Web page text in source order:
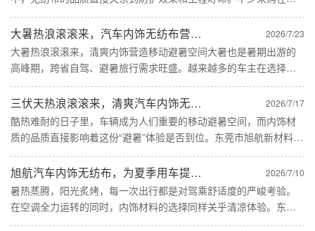
型时会遇到困惑：外观相似的布，实际用起来差别在哪？下面从三
个关键角度，帮您理清辨别思路。一、看强度：用手拉一拉，心里
有杆秤二、......
大暑热浪滚滚来，汽车内饰无纺布营造移动避暑空间 2026/7/23
大暑热浪滚滚来，清爽内饰营造移动避暑空间大暑也是暑期出游的
高峰期，跨省自驾、避暑旅行需求旺盛。越来越多的车主在选择车
辆时开始关注内饰材质的透气性能与环保标准。旭航新材料坚持绿
色制造理念，从原料选材到生产工艺，又符合健康安全标准。这种
对舒适与......
三伏天热浪滚滚来，清爽汽车内饰无纺布营造移动避暑空间！ 2026/7/17
酷热难耐的日子里，车辆成为人们重要的移动避暑空间，而内饰材
质的品质直接影响着这份“避暑”体验是否到位。东莞市旭航新材料科
技有限公司专注研发的汽车内饰无纺布，以良好的透气散热性能，
在炎炎夏日为驾乘者带来实用的清凉保障。车辆即便停在阴凉处，
内饰......
旭航汽车内饰无纺布，为夏季用车提供实用有效的解决方案！ 2026/7/10
暑热蒸腾，阳光炙烤，每一次出行都是对驾乘舒适度的严峻考验。
在空调全力运转的同时，内饰材料的选择同样关乎清凉体验。东莞
市旭航新材料科技有限公司以专业研发的汽车内饰无纺布，为夏季